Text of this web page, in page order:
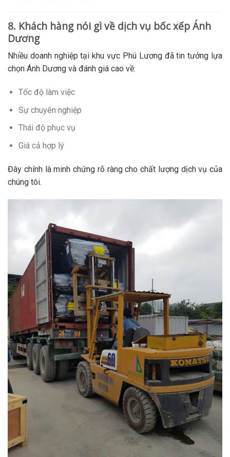
8. Khách hàng nói gì về dịch vụ bốc xếp Ánh
Dương
Nhiều doanh nghiệp tại khu vực Phú Lương đã tin tưởng lựa
chọn Ánh Dương và đánh giá cao về:
Tốc độ làm việc
Sự chuyên nghiệp
Thái độ phục vụ
Giá cả hợp lý
Đây chính là minh chứng rõ ràng cho chất lượng dịch vụ của
chúng tôi.